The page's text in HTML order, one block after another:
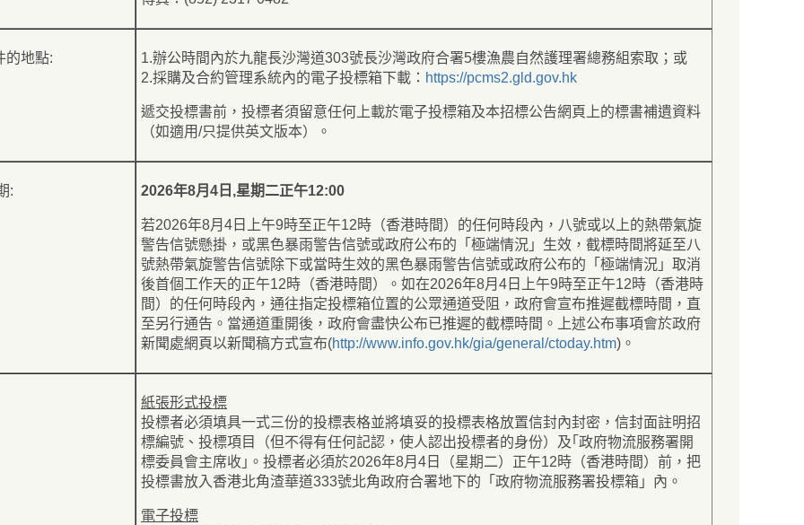
的地點:
1.辦公時間內於九龍長沙灣道303號長沙灣政府合署5樓漁農自然護理署總務組索取；或
2.採購及合約管理系統內的電子投標箱下載： https://pcms2.gld.gov.hk
遞交投標書前，投標者須留意任何上載於電子投標箱及本招標公告網頁上的標書補遺資料
（如適用/只提供英文版本）。
: 2026年8月4日,星期二正午12:00
若2026年8月4日上午9時至正午12時（香港時間）的任何時段內，八號或以上的熱帶氣旋
警告信號懸掛，或黑色暴雨警告信號或政府公布的「極端情況」生效，截標時間將延至八
號熱帶氣旋警告信號除下或當時生效的黑色暴雨警告信號或政府公布的「極端情況」取消
後首個工作天的正午12時（香港時間）。如在2026年8月4日上午9時至正午12時（香港時
間）的任何時段內，通往指定投標箱位置的公眾通道受阻，政府會宣布推遲截標時間，直
至另行通告。當通道重開後，政府會盡快公布已推遲的截標時間。上述公布事項會於政府
新聞處網頁以新聞稿方式宣布(http://www.info.gov.hk/gia/general/ctoday.htm)。
紙張形式投標
投標者必須填具一式三份的投標表格並將填妥的投標表格放置信封內封密，信封面註明招
標編號、投標項目（但不得有任何記認，使人認出投標者的身份）及｢政府物流服務署開
標委員會主席收｣。投標者必須於2026年8月4日（星期二）正午12時（香港時間）前，把
投標書放入香港北角渣華道333號北角政府合署地下的「政府物流服務署投標箱」內。
電子投標